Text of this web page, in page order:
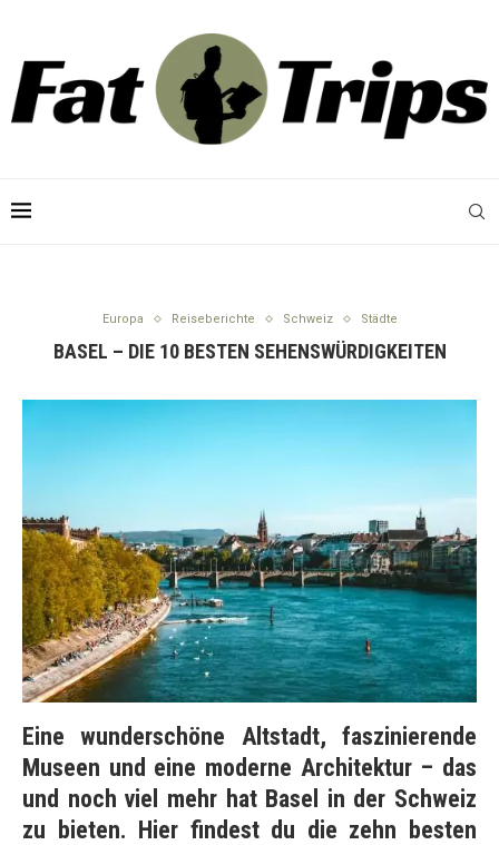
Europa Reiseberichte Schweiz Städte
BASEL – DIE 10 BESTEN SEHENSWÜRDIGKEITEN
Eine wunderschöne Altstadt, faszinierende
Museen und eine moderne Architektur – das
und noch viel mehr hat Basel in der Schweiz
zu bieten. Hier findest du die zehn besten